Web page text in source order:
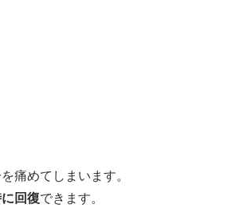
痛めてしまいます。
回復できます。